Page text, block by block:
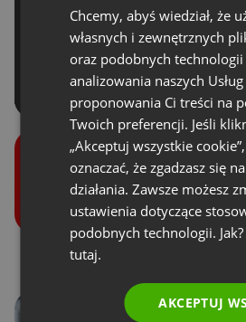
Role w wydarzeniach
Chcemy, abyś wiedział, że
własnych i zewnętrznych
oraz podobnych
analizowania naszych
proponowania Ci treści na
Twoich preferencji. Jeśli
„Akceptuj wszystkie
oznaczać, że zgadzasz się
działania. Zawsze możesz
ustawienia dotyczące
podobnych technologii.
tutaj.
AKCEPTUJ